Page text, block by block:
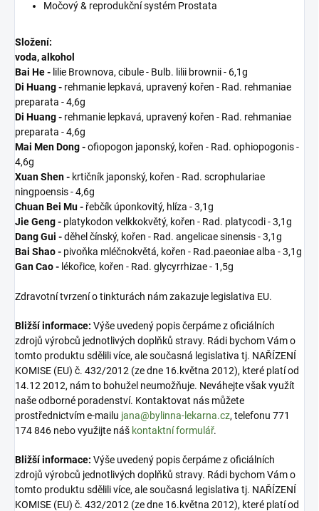
Močový & reprodukční systém Prostata
Složení:
voda, alkohol
Bai He - lilie Brownova, cibule - Bulb. lilii brownii - 6,1g
Di Huang - rehmanie lepkavá, upravený kořen - Rad. rehmaniae
preparata - 4,6g
Di Huang - rehmanie lepkavá, upravený kořen - Rad. rehmaniae
preparata - 4,6g
Mai Men Dong -ofiopogon japonský, kořen - Rad. ophiopogonis -
4,6g
Xuan Shen - krtičník japonský, kořen - Rad. scrophulariae
ningpoensis - 4,6g
Chuan Bei Mu - řebčík úponkovitý, hlíza - 3,1g
Jie Geng - platykodon velkkokvětý, kořen - Rad. platycodi - 3,1g
Dang Gui -děhel čínský, kořen - Rad. angelicae sinensis - 3,1g
Bai Shao - pivoňka mléčnokvětá, kořen - Rad.paeoniae alba - 3,1g
Gan Cao - lékořice, kořen - Rad. glycyrrhizae - 1,5g
Zdravotní tvrzení o tinkturách nám zakazuje legislativa EU.
Bližší informace: Výše uvedený popis čerpáme z oficiálních
zdrojů výrobců jednotlivých doplňků stravy. Rádi bychom Vám o
tomto produktu sdělili více, ale současná legislativa tj. NAŘÍZENÍ
KOMISE (EU) č. 432/2012 (ze dne 16.května 2012), které platí od
14.12 2012, nám to bohužel neumožňuje. Neváhejte však využít
naše odborné poradenství. Kontaktovat nás můžete
prostřednictvím e-mailu jana@bylinna-lekarna.cz, telefonu 771
174 846 nebo využijte náš kontaktní formulář.
Bližší informace: Výše uvedený popis čerpáme z oficiálních
zdrojů výrobců jednotlivých doplňků stravy. Rádi bychom Vám o
tomto produktu sdělili více, ale současná legislativa tj. NAŘÍZENÍ
KOMISE (EU) č. 432/2012 (ze dne 16.května 2012), které platí od